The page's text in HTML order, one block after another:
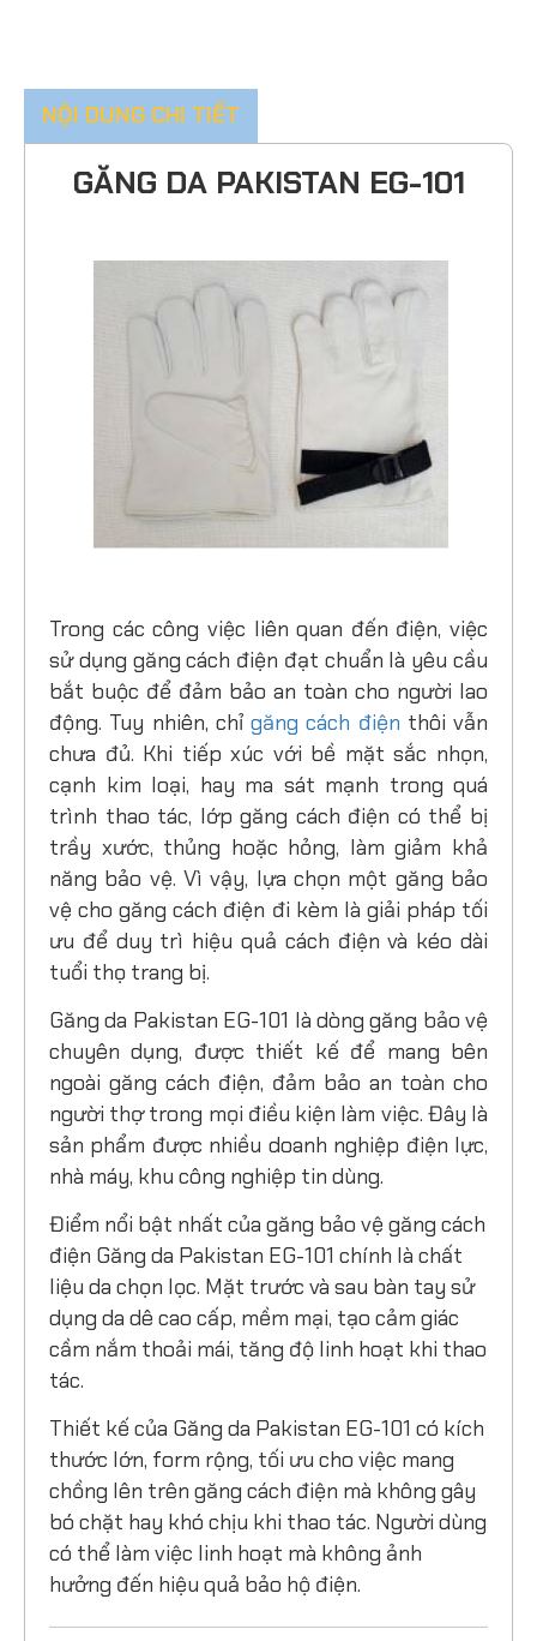
NỘI DUNG CHI TIẾT
GĂNG DA PAKISTAN EG-101
Trong các công việc liên quan đến điện, việc
sử dụng găng cách điện đạt chuẩn là yêu cầu
bắt buộc để đảm bảo an toàn cho người lao
động. Tuy nhiên, chỉ găng cách điện thôi vẫn
chưa đủ. Khi tiếp xúc với bề mặt sắc nhọn,
cạnh kim loại, hay ma sát mạnh trong quá
trình thao tác, lớp găng cách điện có thể bị
trầy xước, thủng hoặc hỏng, làm giảm khả
năng bảo vệ. Vì vậy, lựa chọn một găng bảo
vệ cho găng cách điện đi kèm là giải pháp tối
ưu để duy trì hiệu quả cách điện và kéo dài
tuổi thọ trang bị.
Găng da Pakistan EG-101 là dòng găng bảo vệ
chuyên dụng, được thiết kế để mang bên
ngoài găng cách điện, đảm bảo an toàn cho
người thợ trong mọi điều kiện làm việc. Đây là
sản phẩm được nhiều doanh nghiệp điện lực,
nhà máy, khu công nghiệp tin dùng.
Điểm nổi bật nhất của găng bảo vệ găng cách
điện Găng da Pakistan EG-101 chính là chất
liệu da chọn lọc. Mặt trước và sau bàn tay sử
dụng da dê cao cấp, mềm mại, tạo cảm giác
cầm nắm thoải mái, tăng độ linh hoạt khi thao
tác.
Thiết kế của Găng da Pakistan EG-101 có kích
thước lớn, form rộng, tối ưu cho việc mang
chồng lên trên găng cách điện mà không gây
bó chặt hay khó chịu khi thao tác. Người dùng
có thể làm việc linh hoạt mà không ảnh
hưởng đến hiệu quả bảo hộ điện.